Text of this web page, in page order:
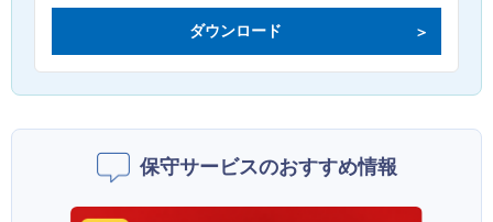
ダウンロード
保守サービスのおすすめ情報